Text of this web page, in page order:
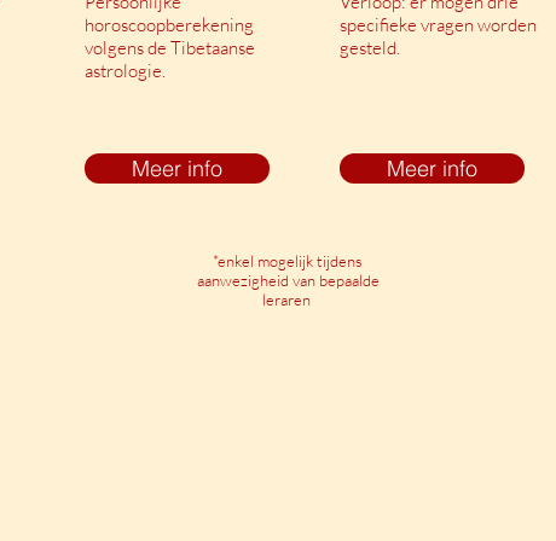
horoscoopberekening
volgens de Tibetaanse
astrologie.
specifieke vragen worden
gesteld.
Meer info Meer info
*enkel mogelijk tijdens
aanwezigheid van bepaalde
leraren